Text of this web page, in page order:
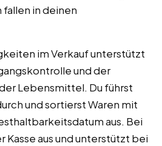
in deinen
im Verkauf unterstützt
und der
Lebensmittel. Du führst
und sortierst Waren mit
aus. Bei
Kasse aus und unterstützt bei